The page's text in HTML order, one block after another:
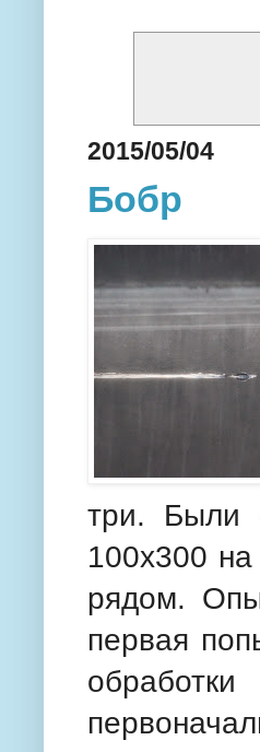
2015/05/04
Бобр
три. Были
100х300
рядом.
первая